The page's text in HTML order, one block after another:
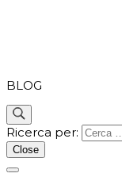
BLOG
Ricerca per:
Close